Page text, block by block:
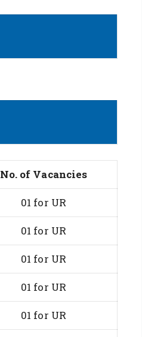
No. of Vacancies
01 for UR
01 for UR
01 for UR
01 for UR
01 for UR